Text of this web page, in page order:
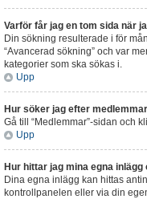
Varför får jag en tom sida när
Din sökning resulterade i för
“Avancerad sökning” och var
kategorier som ska sökas i.
Upp
Hur söker jag efter
Gå till “Medlemmar”-sidan och
Upp
Hur hittar jag mina egna inlägg
Dina egna inlägg kan hittas
kontrollpanelen eller via din